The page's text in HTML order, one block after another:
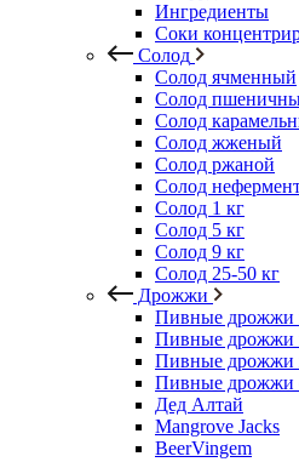
Ингредиенты
Соки
Солод
Солод ячменный
Солод
Солод
Солод жженый
Солод ржаной
Солод
Солод 1 кг
Солод 5 кг
Солод 9 кг
Солод 25-50 кг
Дрожжи
Пивные дрожжи
Пивные дрожжи
Пивные дрожжи
Пивные дрожжи
Дед Алтай
Mangrove Jacks
BeerVingem